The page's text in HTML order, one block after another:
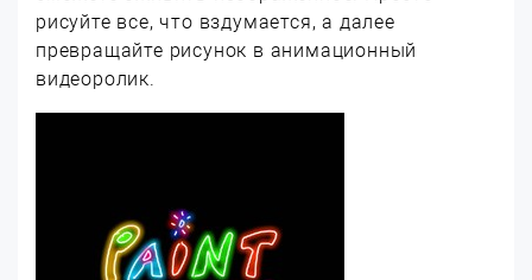
рисуйте все, что вздумается, а далее
превращайте рисунок в анимационный
видеоролик.